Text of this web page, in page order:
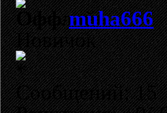
muha666
Новичок
Сообщений: 15